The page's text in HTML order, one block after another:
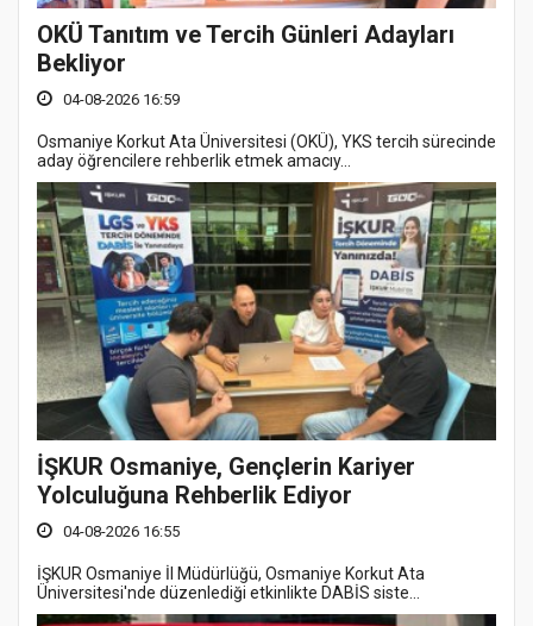
OKÜ Tanıtım ve Tercih Günleri Adayları
Bekliyor
04-08-2026 16:59
Osmaniye Korkut Ata Üniversitesi (OKÜ), YKS tercih sürecinde
aday öğrencilere rehberlik etmek amacıy...
İŞKUR Osmaniye, Gençlerin Kariyer
Yolculuğuna Rehberlik Ediyor
04-08-2026 16:55
İŞKUR Osmaniye İl Müdürlüğü, Osmaniye Korkut Ata
Üniversitesi'nde düzenlediği etkinlikte DABİS siste...